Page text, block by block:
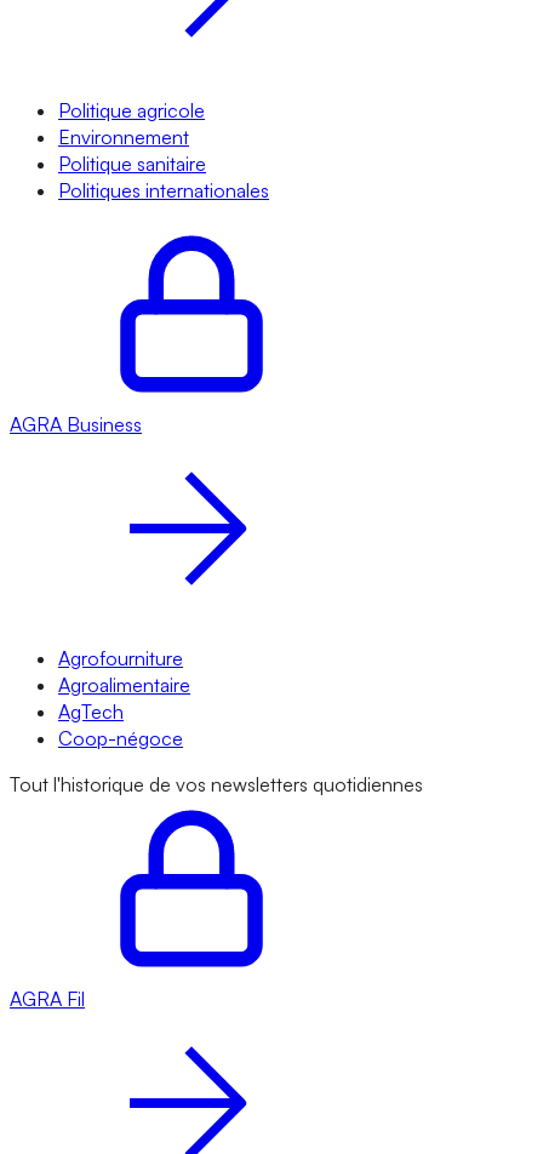
Politique agricole
Environnement
Politique sanitaire
Politiques internationales
AGRA Business
Agrofourniture
Agroalimentaire
AgTech
Coop-négoce
Tout l'historique de vos newsletters quotidiennes
AGRA Fil